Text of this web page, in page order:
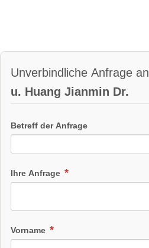
Unverbindliche Anfrage an
u. Huang Jianmin Dr.
Betreff der Anfrage
Ihre Anfrage
Vorname